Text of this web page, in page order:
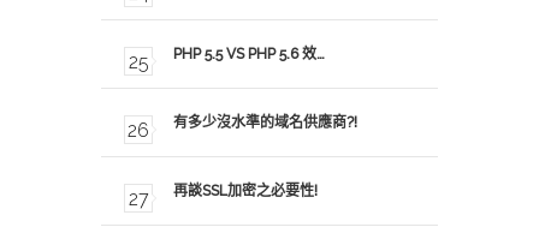
PHP 5.5 VS PHP 5.6 效…
有多少沒水準的域名供應商?!
再談SSL加密之必要性!